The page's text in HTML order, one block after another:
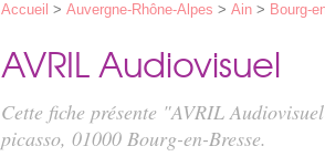
Accueil > Auvergne-Rhône-Alpes > Ain > Bourg-
AVRIL Audiovisuel
Cette fiche présente "AVRIL
picasso, 01000 Bourg-en-Bresse.